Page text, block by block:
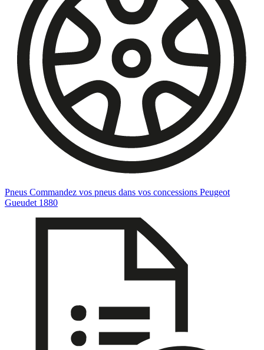
Pneus Commandez vos pneus dans vos concessions Peugeot
Gueudet 1880